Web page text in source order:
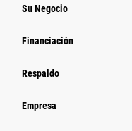
Su Negocio
Financiación
Respaldo
Empresa